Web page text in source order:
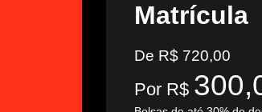
Matrícula
De R$ 720,00
Por R$